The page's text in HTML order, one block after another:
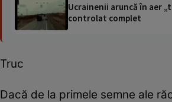
Ucrainenii aruncă în aer
controlat complet
Truc
Dacă de la primele semne ale